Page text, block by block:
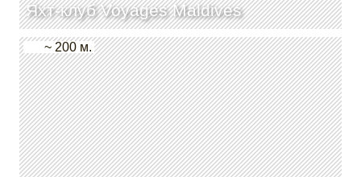
Яхт-клуб Voyages Maldives
~ 200 м.